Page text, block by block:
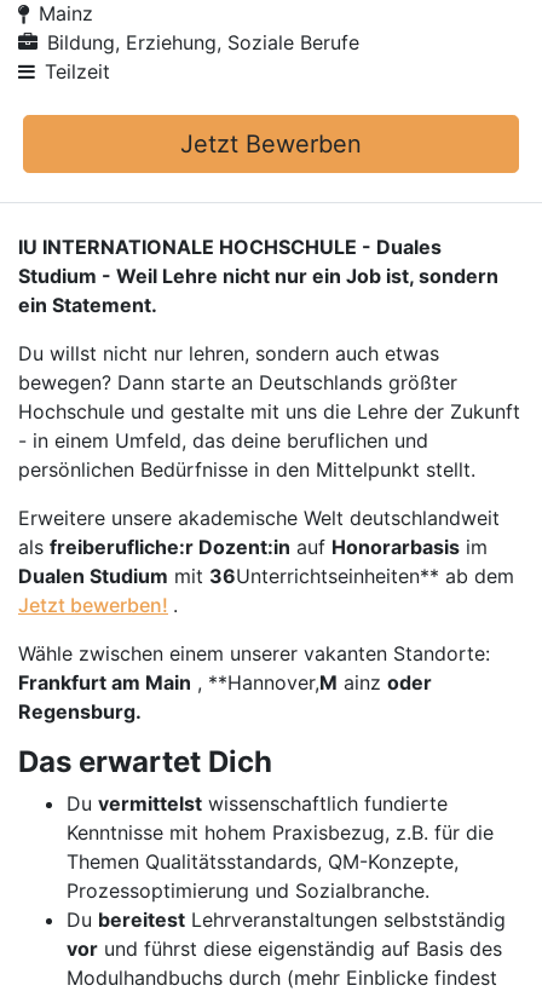
Mainz
Bildung, Erziehung, Soziale Berufe
Teilzeit
Jetzt Bewerben
IU INTERNATIONALE HOCHSCHULE - Duales
Studium - Weil Lehre nicht nur ein Job ist, sondern
ein Statement.
Du willst nicht nur lehren, sondern auch etwas
bewegen? Dann starte an Deutschlands größter
Hochschule und gestalte mit uns die Lehre der Zukunft
- in einem Umfeld, das deine beruflichen und
persönlichen Bedürfnisse in den Mittelpunkt stellt.
Erweitere unsere akademische Welt deutschlandweit
als freiberufliche:r Dozent:in auf Honorarbasis im
Dualen Studium mit 36Unterrichtseinheiten** ab dem
Jetzt bewerben! .
Wähle zwischen einem unserer vakanten Standorte:
Frankfurt am Main , **Hannover,M ainz oder
Regensburg.
Das erwartet Dich
Du vermittelst wissenschaftlich fundierte
Kenntnisse mit hohem Praxisbezug, z.B. für die
Themen Qualitätsstandards, QM-Konzepte,
Prozessoptimierung und Sozialbranche.
Du bereitest Lehrveranstaltungen selbstständig
vor und führst diese eigenständig auf Basis des
Modulhandbuchs durch (mehr Einblicke findest